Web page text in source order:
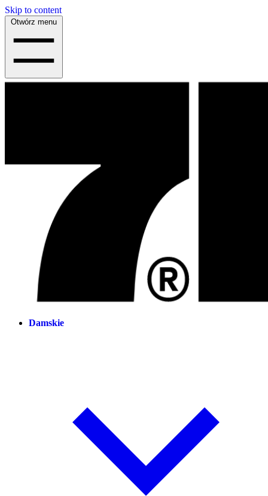
Skip to content
Otwórz menu
Damskie